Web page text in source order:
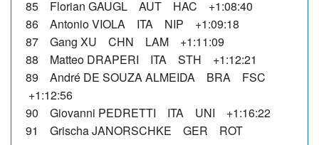
85 Florian GAUGL AUT HAC +1:08:40
86 Antonio VIOLA ITA NIP +1:09:18
87 Gang XU CHN LAM +1:11:09
88 Matteo DRAPERI ITA STH +1:12:21
89 André DE SOUZA ALMEIDA BRA FSC
+1:12:56
90 Giovanni PEDRETTI ITA UNI +1:16:22
91 Grischa JANORSCHKE GER ROT